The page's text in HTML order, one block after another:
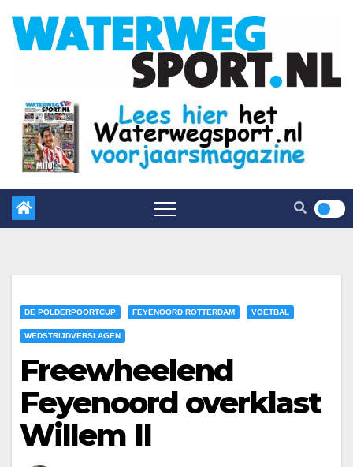
DE POLDERPOORTCUP FEYENOORD ROTTERDAM VOETBAL
WEDSTRIJDVERSLAGEN
Freewheelend
Feyenoord overklast
Willem II